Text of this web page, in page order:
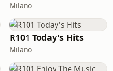
Milano
R101 Today's Hits
Milano